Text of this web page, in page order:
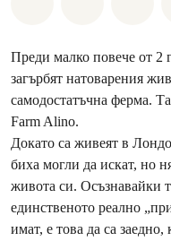
Преди малко повече от 2
загърбят натоварения
самодостатъчна ферма.
Farm Alino.
Докато са живеят в
биха могли да искат, но
живота си. Осъзнавайки
единственото реално
имат, е това да са